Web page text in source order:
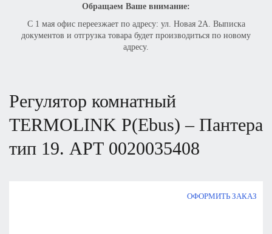
Обращаем Ваше внимание:
С 1 мая офис переезжает по адресу: ул. Новая 2А. Выписка
документов и отгрузка товара будет производиться по новому
адресу.
регулятор комнатный
TERMOLINK P(Ebus) – Пантера
тип 19. АРТ 0020035408
ОФОРМИТЬ ЗАКАЗ